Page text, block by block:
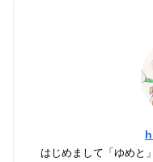
はじめまして「ゆめと